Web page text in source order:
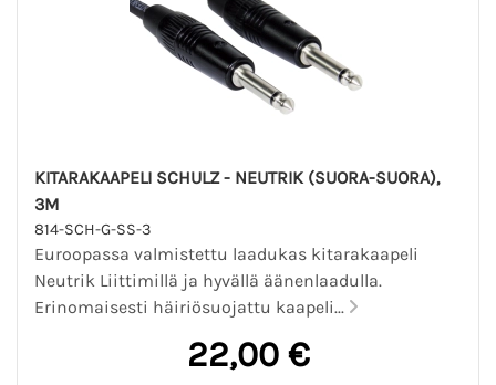
KITARAKAAPELI SCHULZ - NEUTRIK (SUORA-SUORA),
3M
814-SCH-G-SS-3
Euroopassa valmistettu laadukas kitarakaapeli
Neutrik Liittimillä ja hyvällä äänenlaadulla.
Erinomaisesti häiriösuojattu kaapeli...
22,00 €